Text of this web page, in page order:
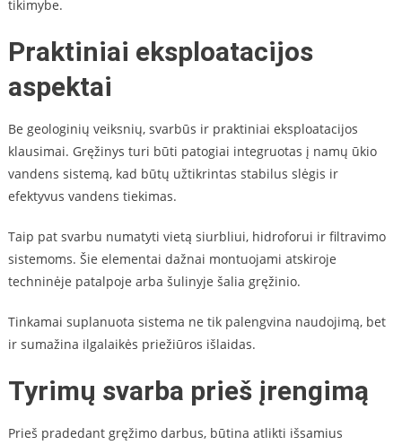
tikimybe.
Praktiniai eksploatacijos
aspektai
Be geologinių veiksnių, svarbūs ir praktiniai eksploatacijos
klausimai. Gręžinys turi būti patogiai integruotas į namų ūkio
vandens sistemą, kad būtų užtikrintas stabilus slėgis ir
efektyvus vandens tiekimas.
Taip pat svarbu numatyti vietą siurbliui, hidroforui ir filtravimo
sistemoms. Šie elementai dažnai montuojami atskiroje
techninėje patalpoje arba šulinyje šalia gręžinio.
Tinkamai suplanuota sistema ne tik palengvina naudojimą, bet
ir sumažina ilgalaikės priežiūros išlaidas.
Tyrimų svarba prieš įrengimą
Prieš pradedant gręžimo darbus, būtina atlikti išsamius